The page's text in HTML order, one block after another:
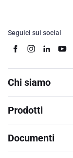
Seguici sui social
Chi siamo
Prodotti
Documenti